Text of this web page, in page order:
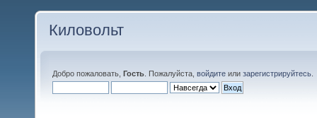
Киловольт
Добро пожаловать, Гость . Пожалуйста, войдите или зарегистрируйтесь